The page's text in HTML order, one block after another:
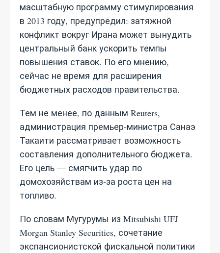
масштабную программу стимулирования
в 2013 году, предупредил: затяжной
конфликт вокруг Ирана может вынудить
центральный банк ускорить темпы
повышения ставок. По его мнению,
сейчас не время для расширения
бюджетных расходов правительства.
Тем не менее, по данным Reuters,
администрация премьер‑министра Санаэ
Такаити рассматривает возможность
составления дополнительного бюджета.
Его цель — смягчить удар по
домохозяйствам из‑за роста цен на
топливо.
По словам Мугурумы из Mitsubishi UFJ
Morgan Stanley Securities, сочетание
экспансионистской фискальной политики